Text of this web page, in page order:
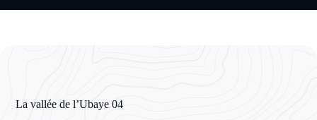
La vallée de l’Ubaye 04